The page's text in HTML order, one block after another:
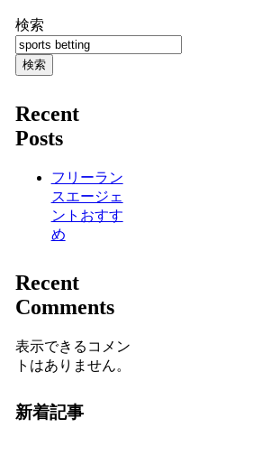
検索
検索
Recent
Posts
フリーラン
スエージェ
ントおすす
め
Recent
Comments
表示できるコメン
トはありません。
新着記事